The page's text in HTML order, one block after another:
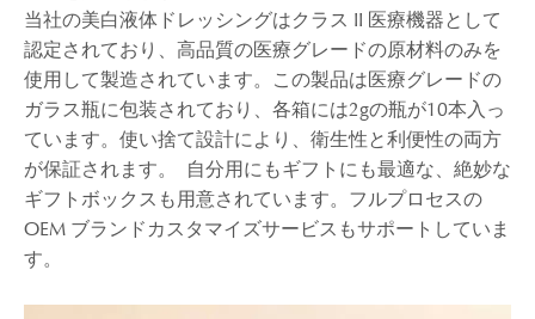
当社の美白液体ドレッシングはクラス II 医療機器として
認定されており、高品質の医療グレードの原材料のみを
使用して製造されています。この製品は医療グレードの
ガラス瓶に包装されており、各箱には2gの瓶が10本入っ
ています。使い捨て設計により、衛生性と利便性の両方
が保証されます。 自分用にもギフトにも最適な、絶妙な
ギフトボックスも用意されています。フルプロセスの
OEM ブランドカスタマイズサービスもサポートしていま
す。